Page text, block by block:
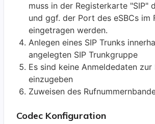
muss in der Registerkarte "SIP"
und ggf. der Port des eSBCs im
eingetragen werden.
Anlegen eines SIP Trunks
angelegten SIP Trunkgruppe
Es sind keine Anmeldedaten zur
einzugeben
Zuweisen des
Codec Konfiguration